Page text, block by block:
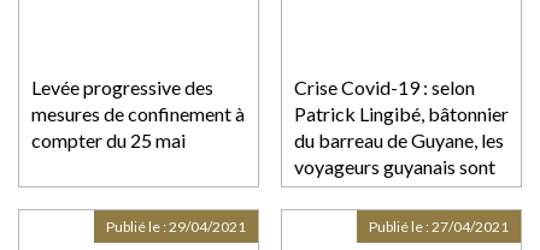
Levée progressive des
mesures de confinement à
compter du 25 mai
Crise Covid-19 : selon
Patrick Lingibé, bâtonnier
du barreau de Guyane, les
voyageurs guyanais sont
traités comme "des
délinquants sanitaires"
Publié le :29/04/2021 Publié le :27/04/2021